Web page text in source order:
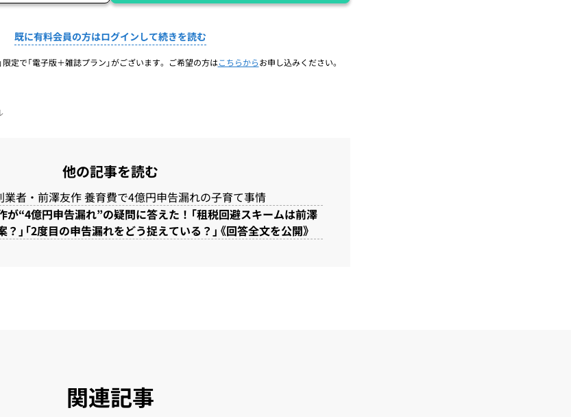
既に有料会員の方はログインして続きを読む
定で「電子版＋雑誌プラン」がございます。ご希望の方はこちらからお申し込みください。
他の記事を読む
業者・前澤友作 養育費で4億円申告漏れの子育て事情
が“4億円申告漏れ”の疑問に答えた！「租税回避スキームは前澤
？」「2度目の申告漏れをどう捉えている？」《回答全文を公開》
関連記事